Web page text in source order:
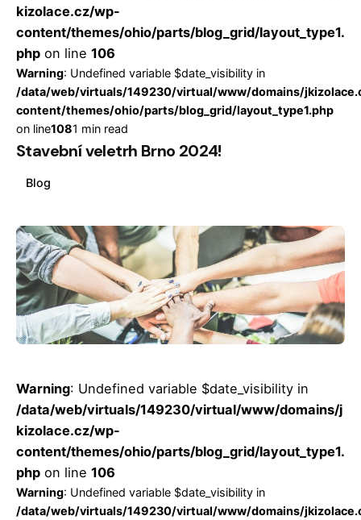
kizolace.cz/wp-
content/themes/ohio/parts/blog_grid/layout_type1.
php on line 106
Warning: Undefined variable $date_visibility in
/data/web/virtuals/149230/virtual/www/domains/
content/themes/ohio/parts/blog_grid/layout_type1.php
on line1081 min read
Stavební veletrh Brno 2024!
Blog
Posted by
Jakub Hlaváč
Warning: Undefined variable $date_visibility in
/data/web/virtuals/149230/virtual/www/domains/j
kizolace.cz/wp-
content/themes/ohio/parts/blog_grid/layout_type1.
php on line 106
Warning: Undefined variable $date_visibility in
/data/web/virtuals/149230/virtual/www/domains/